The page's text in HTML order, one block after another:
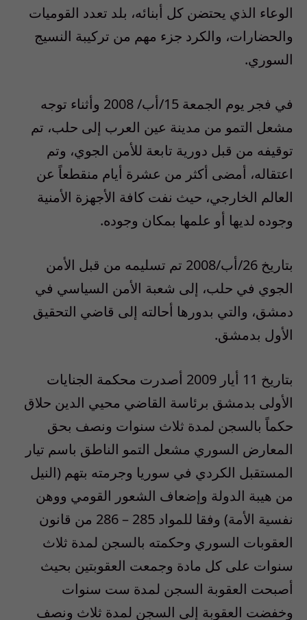
الوعاء الذي يحتضن كل أبنائه، بلد تعدد القوميات
والحضارات، والكرد جزء مهم من تركيبة النسيج
السوري.
في فجر يوم الجمعة 15/أب/ 2008 وأثناء توجه
مشعل التمو من مدينة عين العرب إلى حلب، تم
توقيفه من قبل دورية تابعة للأمن الجوي، وتم
اعتقاله، أمضى أكثر من عشرة أيام منقطعاً عن
العالم الخارجي، حيث نفت كافة الأجهزة الأمنية
وجوده لديها أو علمها بمكان وجوده.
بتاريخ 26/أب/2008 تم تسليمه من قبل الأمن
الجوي في حلب، إلى شعبة الأمن السياسي في
دمشق، والتي بدورها أحالته إلى قاضي التحقيق
الأول بدمشق.
بتاريخ 11 أيار 2009 أصدرت محكمة الجنايات
الأولى بدمشق برئاسة القاضي محيي الدين حلاق
حكماً بالسجن لمدة ثلاث سنوات ونصف بحق
المعارض السوري مشعل التمو الناطق باسم تيار
المستقبل الكردي في سوريا وجرمته بتهم (النيل
من هيبة الدولة وإضعاف الشعور القومي ووهن
نفسية الأمة) وفقا للمواد 285 – 286 من قانون
العقوبات السوري وحكمته بالسجن لمدة ثلاث
سنوات على كل مادة وجمعت العقوبتين بحيث
أصبحت العقوبة السجن لمدة ست سنوات
وخفضت العقوبة إلى السجن لمدة ثلاث ونصف